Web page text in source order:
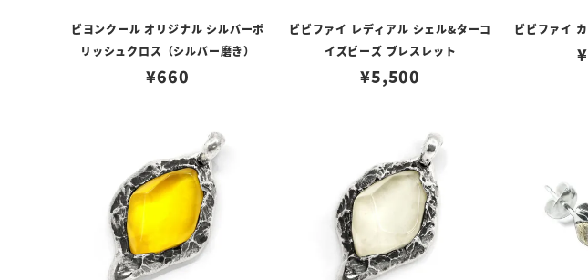
ビヨンクール オリジナル シルバーポ
リッシュクロス（シルバー磨き）
¥660
ビビファイ レディアル シェル&ターコ
イズビーズ ブレスレット
¥5,500
ビビファイ
¥